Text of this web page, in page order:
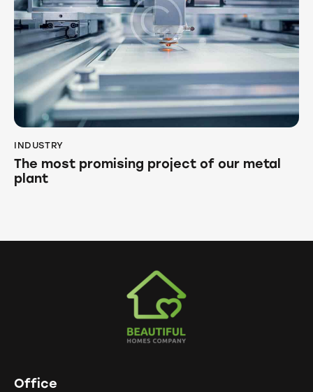
INDUSTRY
The most promising project of our metal
plant
Office